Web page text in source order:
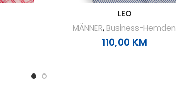
LEO
MÄNNER,Business-Hemden
110,00 KM